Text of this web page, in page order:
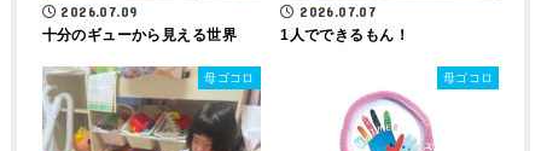
2026.07.09
十分のギューから見える世界
2026.07.07
1人でできるもん！
母ゴコロ 母ゴコロ